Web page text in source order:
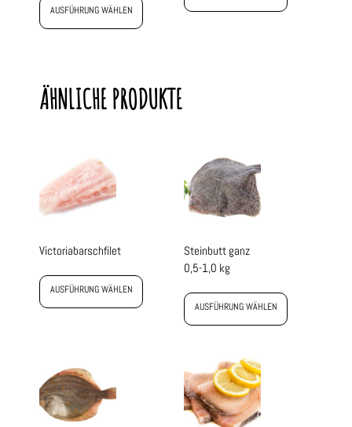
AUSFÜHRUNG WÄHLEN
ÄHNLICHE PRODUKTE
Victoriabarschfilet
AUSFÜHRUNG WÄHLEN
Steinbutt ganz
0,5-1,0 kg
AUSFÜHRUNG WÄHLEN